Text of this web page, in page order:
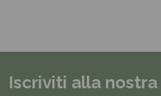
Iscriviti alla